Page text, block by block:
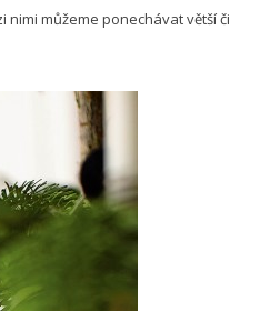
můžeme ponechávat větší či